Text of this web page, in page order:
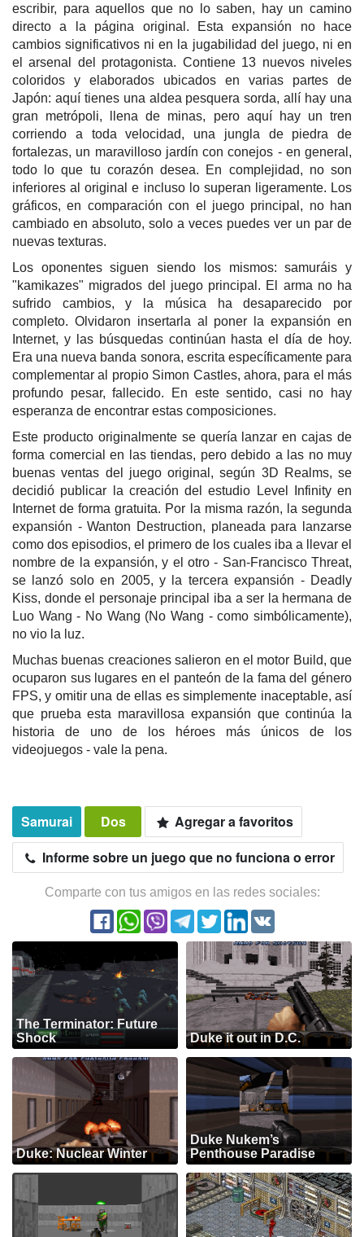
escribir, para aquellos que no lo saben, hay un camino
directo a la página original. Esta expansión no hace
cambios significativos ni en la jugabilidad del juego, ni en
el arsenal del protagonista. Contiene 13 nuevos niveles
coloridos y elaborados ubicados en varias partes de
Japón: aquí tienes una aldea pesquera sorda, allí hay una
gran metrópoli, llena de minas, pero aquí hay un tren
corriendo a toda velocidad, una jungla de piedra de
fortalezas, un maravilloso jardín con conejos - en general,
todo lo que tu corazón desea. En complejidad, no son
inferiores al original e incluso lo superan ligeramente. Los
gráficos, en comparación con el juego principal, no han
cambiado en absoluto, solo a veces puedes ver un par de
nuevas texturas.
Los oponentes siguen siendo los mismos: samuráis y
"kamikazes" migrados del juego principal. El arma no ha
sufrido cambios, y la música ha desaparecido por
completo. Olvidaron insertarla al poner la expansión en
Internet, y las búsquedas continúan hasta el día de hoy.
Era una nueva banda sonora, escrita específicamente para
complementar al propio Simon Castles, ahora, para el más
profundo pesar, fallecido. En este sentido, casi no hay
esperanza de encontrar estas composiciones.
Este producto originalmente se quería lanzar en cajas de
forma comercial en las tiendas, pero debido a las no muy
buenas ventas del juego original, según 3D Realms, se
decidió publicar la creación del estudio Level Infinity en
Internet de forma gratuita. Por la misma razón, la segunda
expansión - Wanton Destruction, planeada para lanzarse
como dos episodios, el primero de los cuales iba a llevar el
nombre de la expansión, y el otro - San-Francisco Threat,
se lanzó solo en 2005, y la tercera expansión - Deadly
Kiss, donde el personaje principal iba a ser la hermana de
Luo Wang - No Wang (No Wang - como simbólicamente),
no vio la luz.
Muchas buenas creaciones salieron en el motor Build, que
ocuparon sus lugares en el panteón de la fama del género
FPS, y omitir una de ellas es simplemente inaceptable, así
que prueba esta maravillosa expansión que continúa la
historia de uno de los héroes más únicos de los
videojuegos - vale la pena.
Samurai Dos
Agregar a favoritos
Informe sobre un juego que no funciona o error
Comparte con tus amigos en las redes sociales:
The Terminator: Future
Shock
Duke it out in D.C.
Duke: Nuclear Winter
Duke Nukem’s
Penthouse Paradise